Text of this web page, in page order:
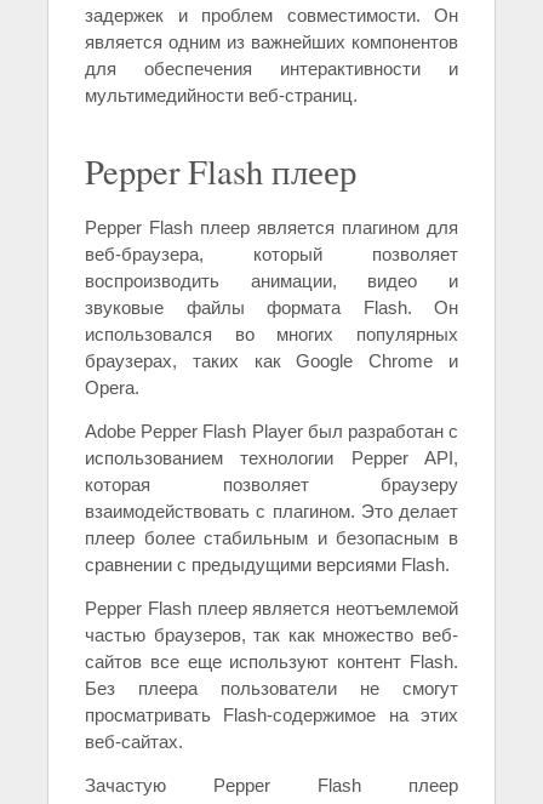
задержек и проблем совместимости. Он
является одним из важнейших компонентов
для обеспечения интерактивности и
мультимедийности веб-страниц.
Pepper Flash плеер
Pepper Flash плеер является плагином для
веб-браузера, который позволяет
воспроизводить анимации, видео и
звуковые файлы формата Flash. Он
использовался во многих популярных
браузерах, таких как Google Chrome и
Opera.
Adobe Pepper Flash Player был разработан с
использованием технологии Pepper API,
которая позволяет браузеру
взаимодействовать с плагином. Это делает
плеер более стабильным и безопасным в
сравнении с предыдущими версиями Flash.
Pepper Flash плеер является неотъемлемой
частью браузеров, так как множество веб-
сайтов все еще используют контент Flash.
Без плеера пользователи не смогут
просматривать Flash-содержимое на этих
веб-сайтах.
Зачастую Pepper Flash плеер